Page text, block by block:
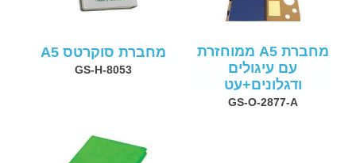
מחברת A5 ממוחזרת
עם עיגולים
ודגלונים+עט
GS-O-2877-A
מחברת סוקרטס A5
GS-H-8053